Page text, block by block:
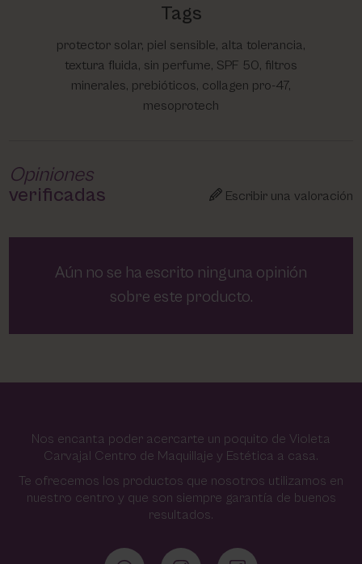
Tags
protector solar, piel sensible, alta tolerancia,
textura fluida, sin perfume, SPF 50, filtros
minerales, prebióticos, collagen pro-47,
mesoprotech
Opiniones
verificadas
Escribir una valoración
Aún no se ha escrito ninguna opinión
sobre este producto.
Nos encanta poder acercarte un poquito de Violeta
Carvajal Centro de Maquillaje y Estética a casa.
Te ofrecemos los productos que nosotros utilizamos en
nuestro centro y que son siempre garantía de buenos
resultados.